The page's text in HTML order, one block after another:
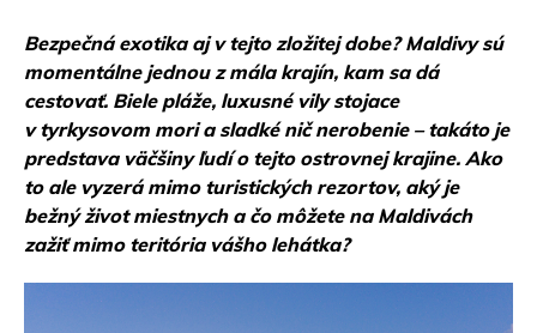
Bezpečná exotika aj v tejto zložitej dobe?Maldivysú
momentálne jednou z mála krajín, kam sa dá
cestovať. Biele pláže, luxusné vily stojace
v tyrkysovom mori a sladké nič nerobenie – takáto je
predstava väčšiny ľudí o tejto ostrovnej krajine. Ako
to ale vyzerá mimo turistických rezortov, aký je
bežný život miestnych a čo môžete na Maldivách
zažiť mimo teritória vášho lehátka?